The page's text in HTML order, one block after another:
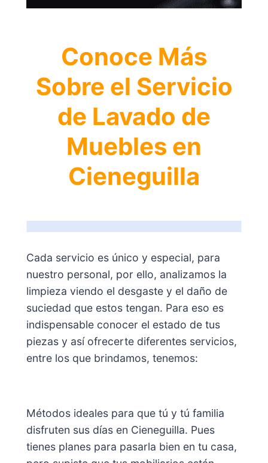
Conoce Más
Sobre el Servicio
de Lavado de
Muebles en
Cieneguilla
Cada servicio es único y especial, para
nuestro personal, por ello, analizamos la
limpieza viendo el desgaste y el daño de
suciedad que estos tengan. Para eso es
indispensable conocer el estado de tus
piezas y así ofrecerte diferentes servicios,
entre los que brindamos, tenemos:
Métodos ideales para que tú y tú familia
disfruten sus días en Cieneguilla. Pues
tienes planes para pasarla bien en tu casa,